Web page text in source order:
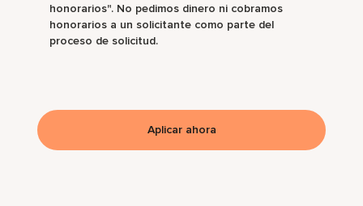
honorarios". No pedimos dinero ni cobramos
honorarios a un solicitante como parte del
proceso de solicitud.
Aplicar ahora